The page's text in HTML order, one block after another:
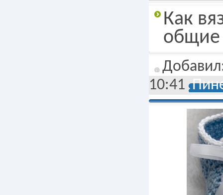
Как
общие
10:41